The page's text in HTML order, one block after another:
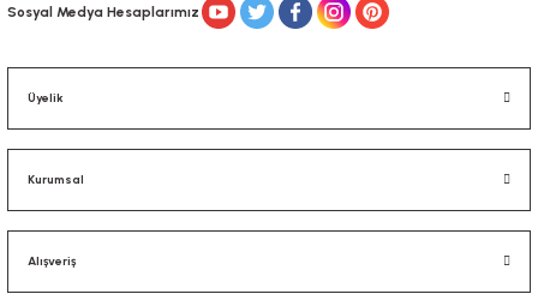
Sosyal Medya Hesaplarımız
Üyelik
Kurumsal
Alışveriş